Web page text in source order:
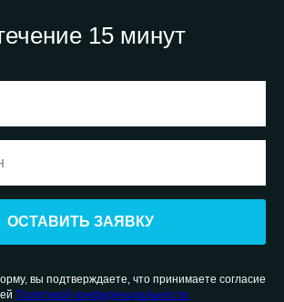
15 минут
ОСТАВИТЬ ЗАЯВКУ
вы подтверждаете, что принимаете согласие
Политикой конфиденциальности.